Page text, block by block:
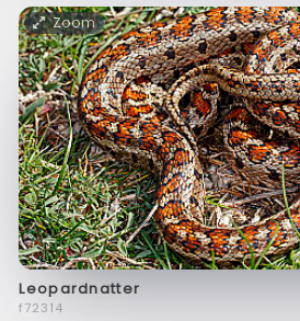
Zoom
Leopardnatter
f72314